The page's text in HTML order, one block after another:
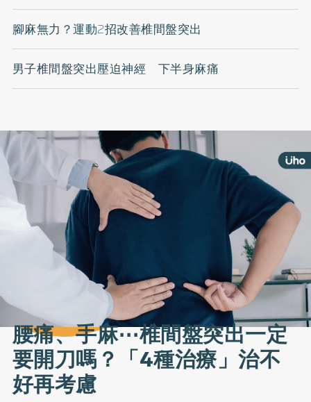
腳麻無力？運動2招改善椎間盤突出
男子椎間盤突出壓迫神經 下半身麻痛
腰痛、手麻⋯椎間盤突出一定
要開刀嗎？「4種治療」治不
好再考慮